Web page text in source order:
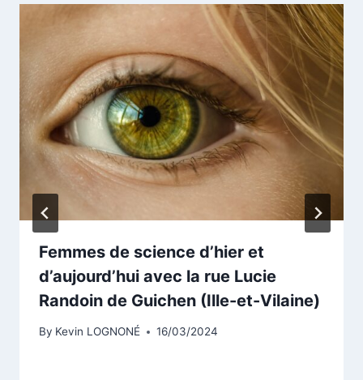
Femmes de science d’hier et
d’aujourd’hui avec la rue Lucie
Randoin de Guichen (Ille-et-Vilaine)
By Kevin LOGNONÉ 16/03/2024